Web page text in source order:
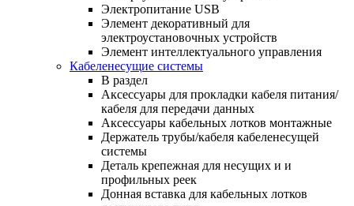
Электропитание USB
Элемент декоративный для
электроустановочных устройств
Элемент интеллектуального управления
Кабеленесущие системы
В раздел
Аксессуары для прокладки кабеля питания/
кабеля для передачи данных
Аксессуары кабельных лотков монтажные
Держатель трубы/кабеля кабеленесущей
системы
Деталь крепежная для несущих и и
профильных реек
Донная вставка для кабельных лотков